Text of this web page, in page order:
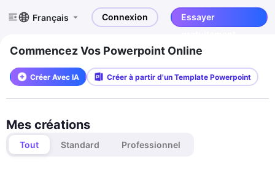
Français Connexion
Essayer
Commencez Vos Powerpoint Online
Créer Avec IA Créer à partir d'un Template Powerpoint
Mes créations
Tout Standard Professionnel